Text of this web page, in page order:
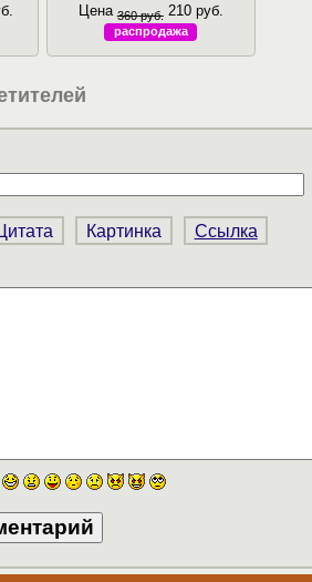
Цена 360 руб. 210 руб.
распродажа
Картинка Ссылка